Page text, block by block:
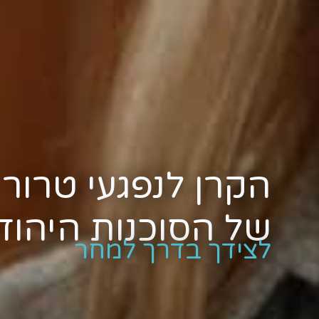
הקרן לנפגעי טרור
של הסוכנות
לצידך בדרך למחר